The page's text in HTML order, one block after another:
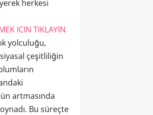
herkesi
ICIN TIKLAYIN
yolculuğu,
çeşitliliğin
artmasında
Bu süreçte